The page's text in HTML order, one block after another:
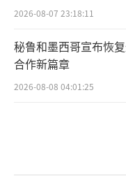
2026-08-07 23:18:11
秘鲁和墨西哥宣布恢
合作新篇章
2026-08-08 04:01:25